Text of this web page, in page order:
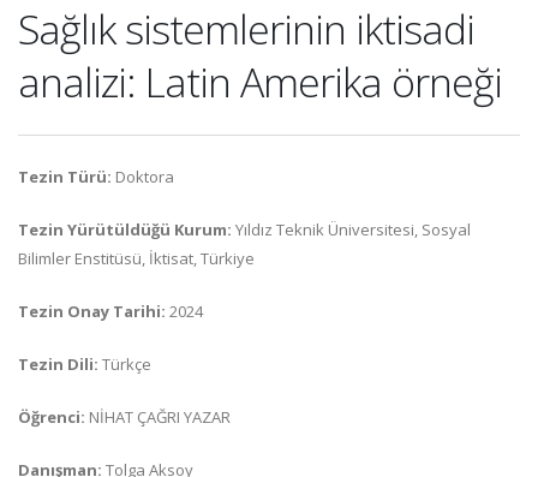
Sağlık sistemlerinin iktisadi
analizi: Latin Amerika örneği
Tezin Türü: Doktora
Tezin Yürütüldüğü Kurum: Yıldız Teknik Üniversitesi, Sosyal
Bilimler Enstitüsü, İktisat, Türkiye
Tezin Onay Tarihi: 2024
Tezin Dili: Türkçe
Öğrenci: NİHAT ÇAĞRI YAZAR
Danışman: Tolga Aksoy